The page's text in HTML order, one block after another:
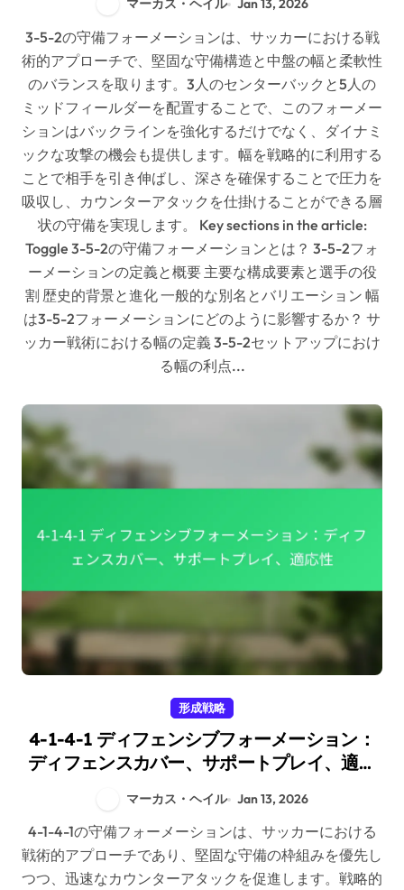
マーカス・ヘイル Jan 13, 2026
3-5-2の守備フォーメーションは、サッカーにおける戦
術的アプローチで、堅固な守備構造と中盤の幅と柔軟性
のバランスを取ります。3人のセンターバックと5人の
ミッドフィールダーを配置することで、このフォーメー
ションはバックラインを強化するだけでなく、ダイナミ
ックな攻撃の機会も提供します。幅を戦略的に利用する
ことで相手を引き伸ばし、深さを確保することで圧力を
吸収し、カウンターアタックを仕掛けることができる層
状の守備を実現します。 Key sections in the article:
Toggle 3-5-2の守備フォーメーションとは？ 3-5-2フォ
ーメーションの定義と概要 主要な構成要素と選手の役
割 歴史的背景と進化 一般的な別名とバリエーション 幅
は3-5-2フォーメーションにどのように影響するか？ サ
ッカー戦術における幅の定義 3-5-2セットアップにおけ
る幅の利点...
形成戦略
4-1-4-1 ディフェンシブフォーメーション：
ディフェンスカバー、サポートプレイ、適応
マーカス・ヘイル Jan 13, 2026
4-1-4-1の守備フォーメーションは、サッカーにおける
戦術的アプローチであり、堅固な守備の枠組みを優先し
つつ、迅速なカウンターアタックを促進します。戦略的